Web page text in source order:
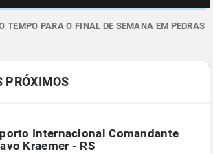
TEMPO PARA O FINAL DE SEMANA EM PEDRAS
PRÓXIMOS
Internacional Comandante
Kraemer - RS